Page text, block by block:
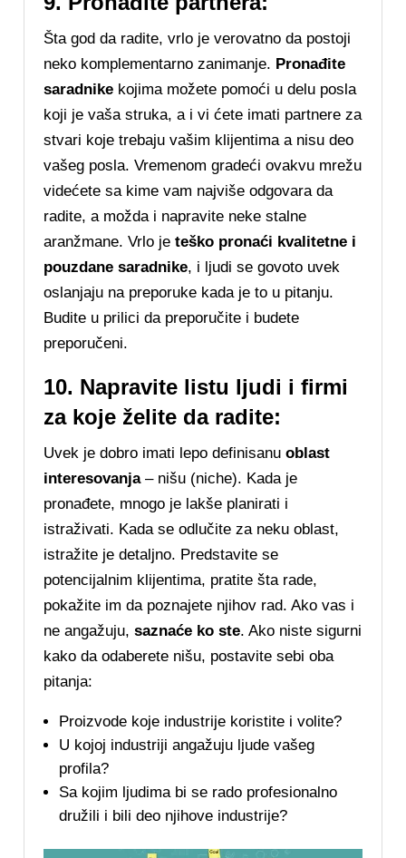
Šta god da radite, vrlo je verovatno da postoji
neko komplementarno zanimanje. Pronađite
saradnike kojima možete pomoći u delu posla
koji je vaša struka, a i vi ćete imati partnere za
stvari koje trebaju vašim klijentima a nisu deo
vašeg posla. Vremenom gradeći ovakvu mrežu
videćete sa kime vam najviše odgovara da
radite, a možda i napravite neke stalne
aranžmane. Vrlo jeteško pronaći kvalitetne i
pouzdane saradnike, i ljudi se govoto uvek
oslanjaju na preporuke kada je to u pitanju.
Budite u prilici da preporučite i budete
preporučeni.
10. Napravite listu ljudi i firmi
za koje želite da radite:
Uvek je dobro imati lepo definisanuoblast
interesovanja– nišu (niche). Kada je
pronađete, mnogo je lakše planirati i
istraživati. Kada se odlučite za neku oblast,
istražite je detaljno. Predstavite se
potencijalnim klijentima, pratite šta rade,
pokažite im da poznajete njihov rad. Ako vas i
ne angažuju,saznaće ko ste. Ako niste sigurni
kako da odaberete nišu, postavite sebi oba
pitanja:
Proizvode koje industrije koristite i volite?
U kojoj industriji angažuju ljude vašeg
profila?
Sa kojim ljudima bi se rado profesionalno
družili i bili deo njihove industrije?